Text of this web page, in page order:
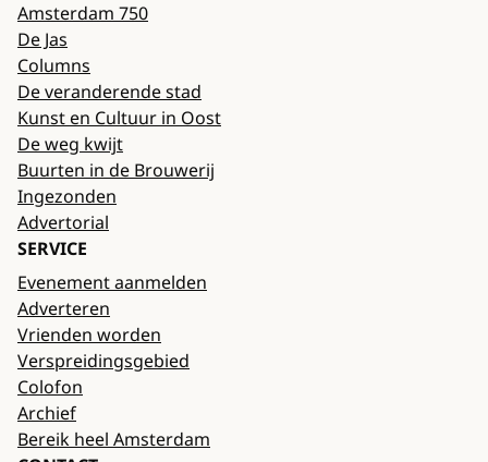
Amsterdam 750
De Jas
Columns
De veranderende stad
Kunst en Cultuur in Oost
De weg kwijt
Buurten in de Brouwerij
Ingezonden
Advertorial
SERVICE
Evenement aanmelden
Adverteren
Vrienden worden
Verspreidingsgebied
Colofon
Archief
Bereik heel Amsterdam